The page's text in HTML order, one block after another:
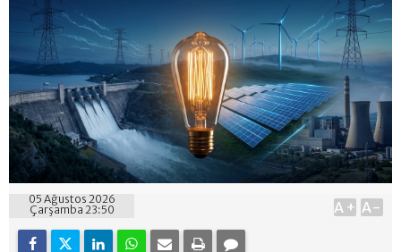
05 Ağustos 2026
Çarşamba 23:50
A+ A-